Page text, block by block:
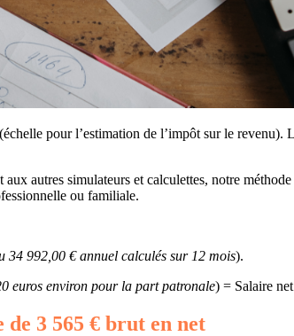
pour l’estimation de l’impôt sur le revenu).
autres simulateurs et calculettes, notre
ou familiale.
34 992,00 € annuel calculés sur 12 mois).
euros environ pour la part patronale) = Salaire
3 565 € brut en net